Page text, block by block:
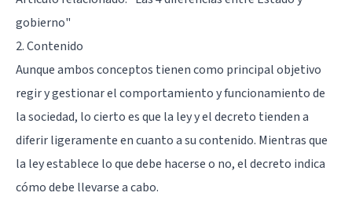
gobierno"
2. Contenido
Aunque ambos conceptos tienen como principal objetivo
regir y gestionar el comportamiento y funcionamiento de
la sociedad, lo cierto es que la ley y el decreto tienden a
diferir ligeramente en cuanto a su contenido. Mientras que
la ley establece lo que debe hacerse o no, el decreto indica
cómo debe llevarse a cabo.